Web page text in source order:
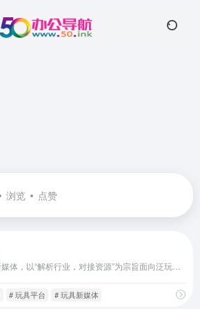
浏览 点赞
# 玩具平台 # 玩具新媒体